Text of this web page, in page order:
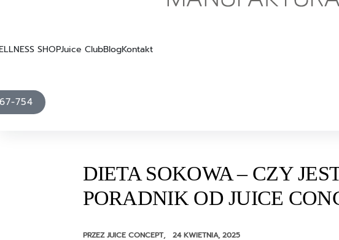
SHOPJuice ClubBlogKontakt
754
DIETA SOKOWA – CZY
PORADNIK OD JUICE
PRZEZJUICE CONCEPT 24 KWIETNIA, 2025